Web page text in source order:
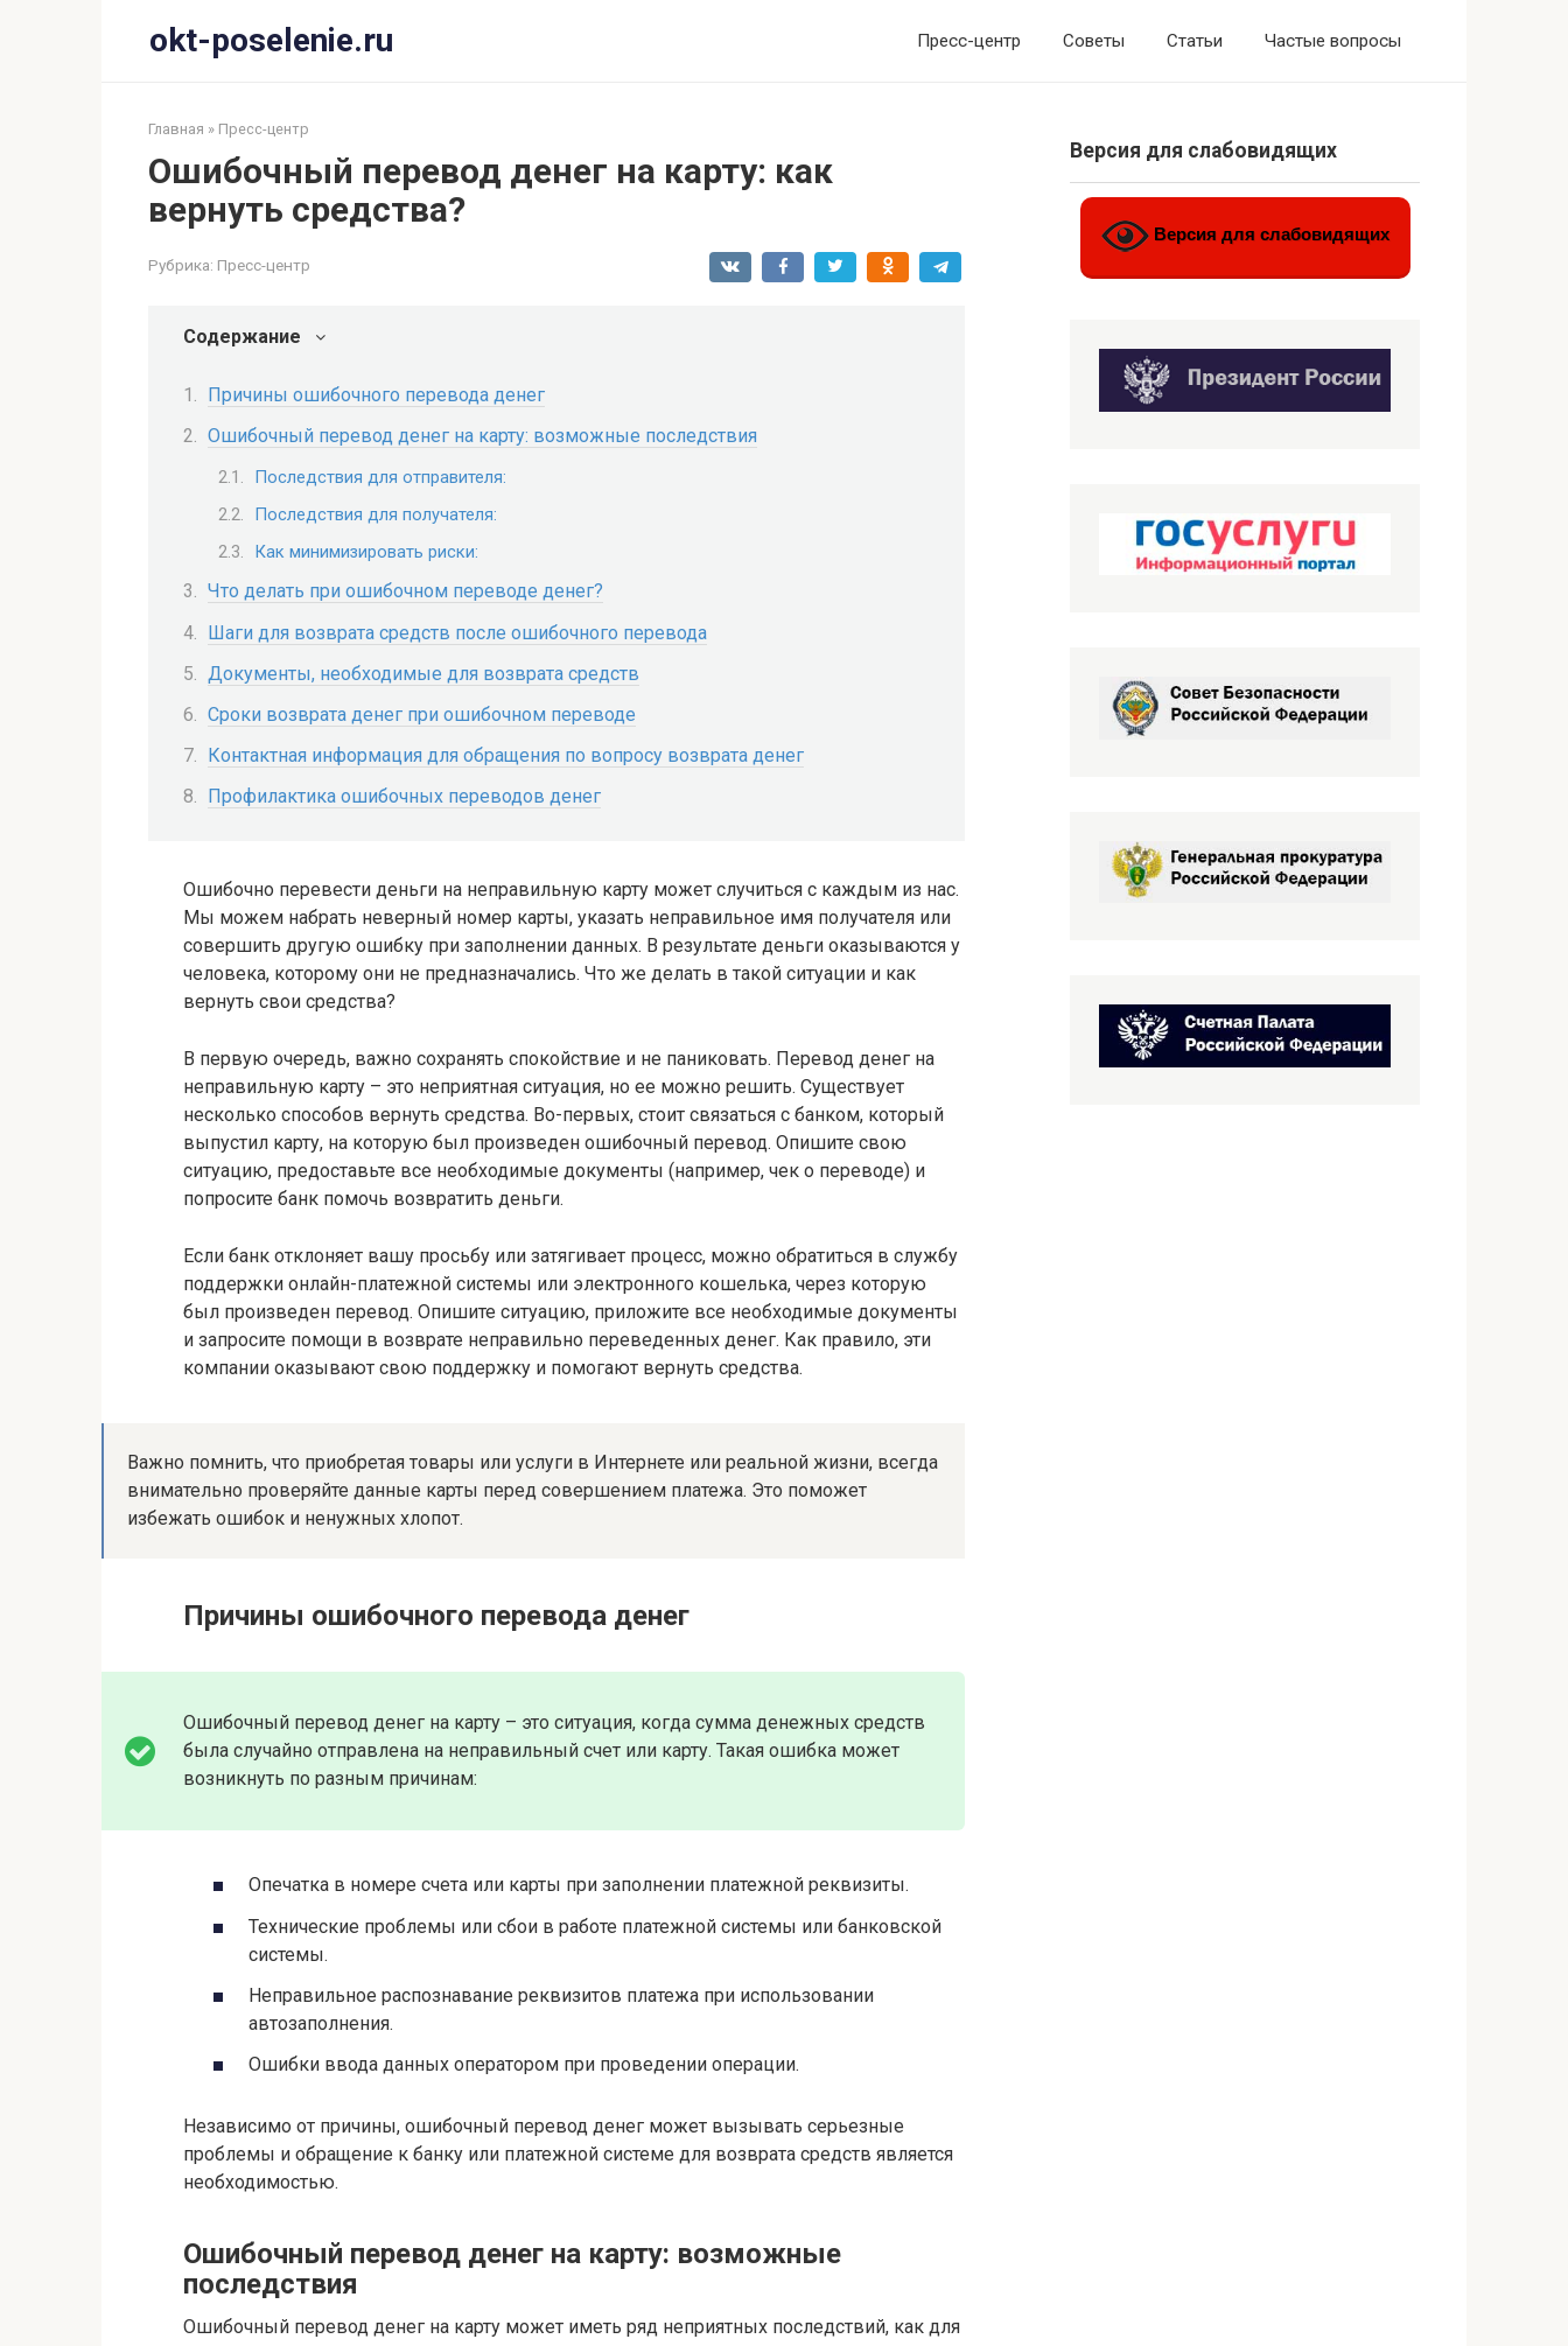
okt-poselenie.ru Пресс-центр Советы Статьи Частые вопросы
Главная » Пресс-центр
Ошибочный перевод денег на карту: как
вернуть средства?
Рубрика: Пресс-центр
Содержание
Причины ошибочного перевода денег
Ошибочный перевод денег на карту: возможные последствия
Последствия для отправителя:
Последствия для получателя:
Как минимизировать риски:
Что делать при ошибочном переводе денег?
Шаги для возврата средств после ошибочного перевода
Документы, необходимые для возврата средств
Сроки возврата денег при ошибочном переводе
Контактная информация для обращения по вопросу возврата денег
Профилактика ошибочных переводов денег
Ошибочно перевести деньги на неправильную карту может случиться с каждым из нас.
Мы можем набрать неверный номер карты, указать неправильное имя получателя или
совершить другую ошибку при заполнении данных. В результате деньги оказываются у
человека, которому они не предназначались. Что же делать в такой ситуации и как
вернуть свои средства?
В первую очередь, важно сохранять спокойствие и не паниковать. Перевод денег на
неправильную карту – это неприятная ситуация, но ее можно решить. Существует
несколько способов вернуть средства. Во-первых, стоит связаться с банком, который
выпустил карту, на которую был произведен ошибочный перевод. Опишите свою
ситуацию, предоставьте все необходимые документы (например, чек о переводе) и
попросите банк помочь возвратить деньги.
Если банк отклоняет вашу просьбу или затягивает процесс, можно обратиться в службу
поддержки онлайн-платежной системы или электронного кошелька, через которую
был произведен перевод. Опишите ситуацию, приложите все необходимые документы
и запросите помощи в возврате неправильно переведенных денег. Как правило, эти
компании оказывают свою поддержку и помогают вернуть средства.
Важно помнить, что приобретая товары или услуги в Интернете или реальной жизни, всегда
внимательно проверяйте данные карты перед совершением платежа. Это поможет
избежать ошибок и ненужных хлопот.
Причины ошибочного перевода денег
Ошибочный перевод денег на карту – это ситуация, когда сумма денежных средств
была случайно отправлена на неправильный счет или карту. Такая ошибка может
возникнуть по разным причинам:
Опечатка в номере счета или карты при заполнении платежной реквизиты.
Технические проблемы или сбои в работе платежной системы или банковской
системы.
Неправильное распознавание реквизитов платежа при использовании
автозаполнения.
Ошибки ввода данных оператором при проведении операции.
Независимо от причины, ошибочный перевод денег может вызывать серьезные
проблемы и обращение к банку или платежной системе для возврата средств является
необходимостью.
Ошибочный перевод денег на карту: возможные
последствия
Ошибочный перевод денег на карту может иметь ряд неприятных последствий, как для
Версия для слабовидящих
Версия для слабовидящих